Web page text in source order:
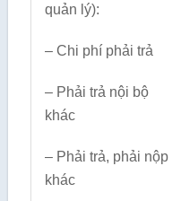
quản lý):
– Chi phí phải trả
– Phải trả nội bộ
khác
– Phải trả, phải nộp
khác